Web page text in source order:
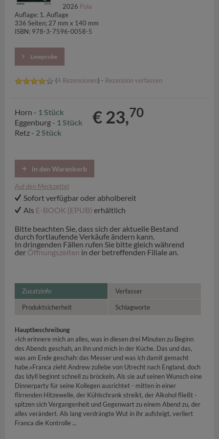
2026 Pola
Auflage: 1. Auflage
336 Seiten; 27 mm x 140 mm
ISBN: 978-3-7596-0058-5
Leseprobe
(4 Rezensionen) - Rezension verfassen
Horn - 1 Stück
Eggenburg - 1 Stück
Retz - 2 Stück
€ 23,70
in den Warenkorb
Auf den Merkzettel
Sofort verfügbar oder abholbereit
Als E-BOOK (EPUB) erhältlich
Bitte beachten Sie, dass sich der aktuelle Bestand
durch fortlaufende Verkäufe ändern kann.
In dringenden Fällen rufen Sie bitte gleich während
der Öffnungszeiten in der betreffenden Filiale an.
Zusatzinfo Verfasser
Produktsicherheit Schlagworte
Hauptbeschreibung
»Ich erinnere mich an alles, was in diesen drei Minuten zu Beginn
des Abends geschah, an ihn und mich in der Küche. Das und das,
was am Ende geschah: das Messer und was ich damit gemacht
habe.«Franca zieht Andrew zuliebe von Utrecht nach England, doch
das Idyll beginnt schnell zu bröckeln. Als sie auf seinen Wunsch eine
Dinnerparty für seine Kollegen ausrichtet - mitten in einer
flirrenden Hitzewelle, der Kühlschrank streikt, der Alkohol fließt -
spitzen sich Vergangenheit und Gegenwart zu einem Abend zu, der
alles verändert. Als lang verdrängte Wut in ihr aufsteigt, verliert
Franca die Kontrolle ...